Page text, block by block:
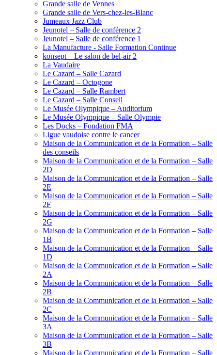
Grande salle de Vennes
Grande salle de Vers-chez-les-Blanc
Jumeaux Jazz Club
Jeunotel – Salle de conférence 2
Jeunotel – Salle de conférence 1
La Manufacture - Salle Formation Continue
konsept – Le salon de bel-air 2
La Vaudaire
Le Cazard – Salle Cazard
Le Cazard – Octogone
Le Cazard – Salle Rambert
Le Cazard – Salle Conseil
Le Musée Olympique – Auditorium
Le Musée Olympique – Salle Olympie
Les Docks – Fondation FMA
Ligue vaudoise contre le cancer
Maison de la Communication et de la Formation – Salle
des conseils
Maison de la Communication et de la Formation – Salle
2D
Maison de la Communication et de la Formation – Salle
2E
Maison de la Communication et de la Formation – Salle
2F
Maison de la Communication et de la Formation – Salle
2G
Maison de la Communication et de la Formation – Salle
1B
Maison de la Communication et de la Formation – Salle
1D
Maison de la Communication et de la Formation – Salle
2A
Maison de la Communication et de la Formation – Salle
2B
Maison de la Communication et de la Formation – Salle
2C
Maison de la Communication et de la Formation – Salle
3A
Maison de la Communication et de la Formation – Salle
3B
Maison de la Communication et de la Formation – Salle